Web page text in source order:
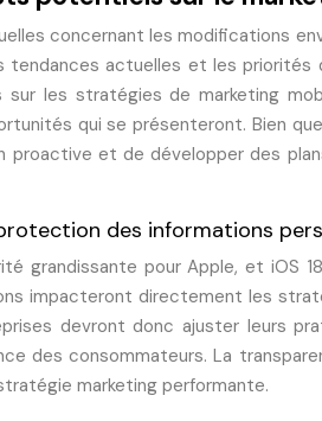
concernant les modifications
tendances actuelles et les priorités
les stratégies de marketing
qui se présenteront. Bien
et de développer des
des informations
grandissante pour Apple, et iOS
impacteront directement les
devront donc ajuster leurs
des consommateurs. La
marketing performante.